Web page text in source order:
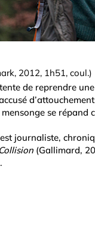
2012, 1h51, coul.)
de reprendre
se
est journaliste,
(Gallimard,